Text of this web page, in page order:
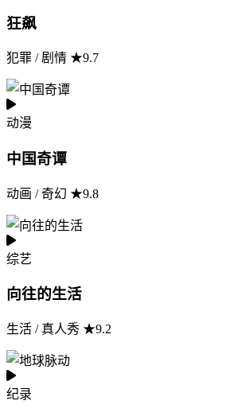
狂飙
犯罪 / 剧情 ★9.7
动漫
中国奇谭
动画 / 奇幻 ★9.8
综艺
向往的生活
生活 / 真人秀 ★9.2
纪录